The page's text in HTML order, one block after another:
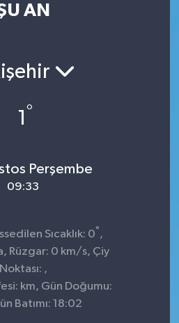
AN
1 °
Perşembe
09:33
Sıcaklık: 0° ,
Rüzgar: 0 km/s, Çiy
Noktası: ,
km, Gün Doğumu:
Batımı: 18:02